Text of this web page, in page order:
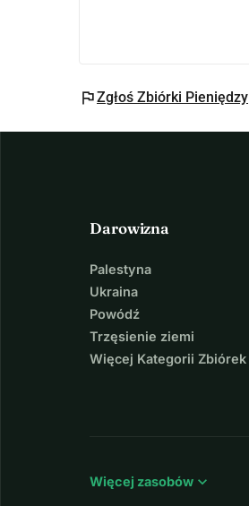
flagZgłoś Zbiórki Pieniędzy
Darowizna
Palestyna
Ukraina
Powódź
Trzęsienie ziemi
Więcej Kategorii Zbiórek
Więcej zasobów expand_more